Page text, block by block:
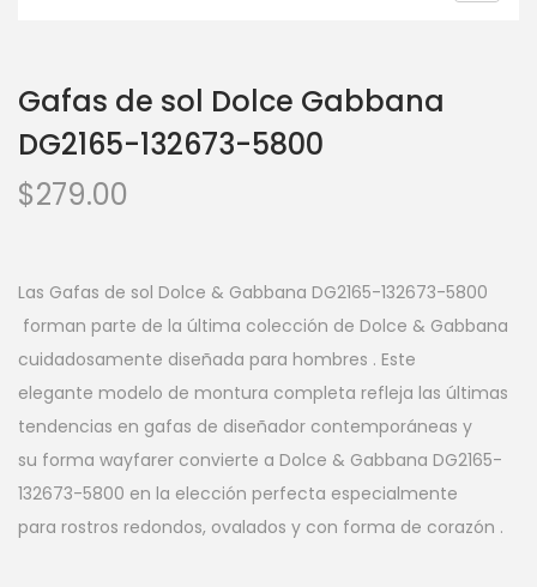
Gafas de sol Dolce Gabbana
DG2165-132673-5800
$279.00
Las Gafas de sol Dolce & Gabbana DG2165-132673-5800
forman parte de la última colección de Dolce & Gabbana
cuidadosamente diseñada para hombres . Este
elegante modelo de montura completa refleja las últimas
tendencias en gafas de diseñador contemporáneas y
su forma wayfarer convierte a Dolce & Gabbana DG2165-
132673-5800 en la elección perfecta especialmente
para rostros redondos, ovalados y con forma de corazón .